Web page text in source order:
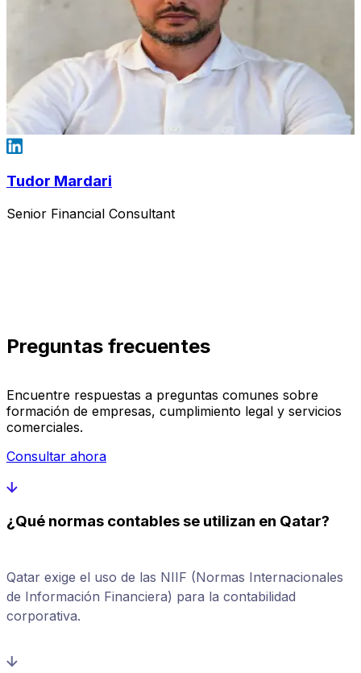
Tudor Mardari
Senior Financial Consultant
Preguntas frecuentes
Encuentre respuestas a preguntas comunes sobre
formación de empresas, cumplimiento legal y servicios
comerciales.
Consultar ahora
¿Qué normas contables se utilizan en Qatar?
Qatar exige el uso de las NIIF (Normas Internacionales
de Información Financiera) para la contabilidad
corporativa.